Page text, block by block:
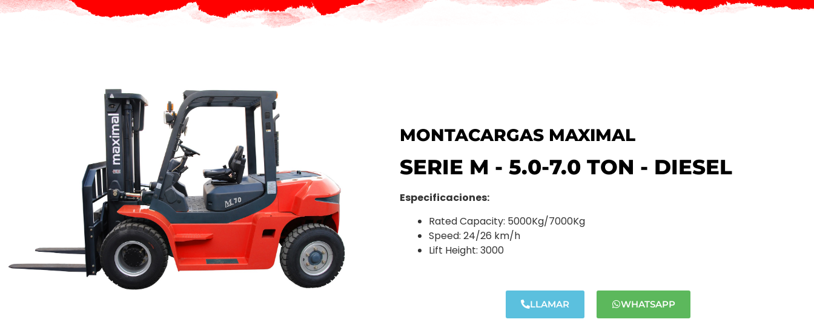
MONTACARGAS MAXIMAL
SERIE M - 5.0-7.0 TON - DIESEL
Especificaciones:
Rated Capacity: 5000Kg/7000Kg
Speed: 24/26 km/h
Lift Height: 3000
LLAMAR WHATSAPP